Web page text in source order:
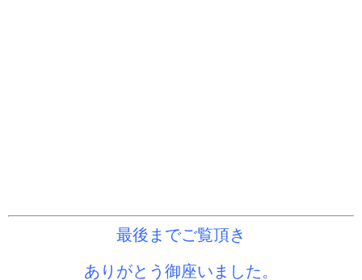
最後までご覧頂き
ありがとう御座いました。